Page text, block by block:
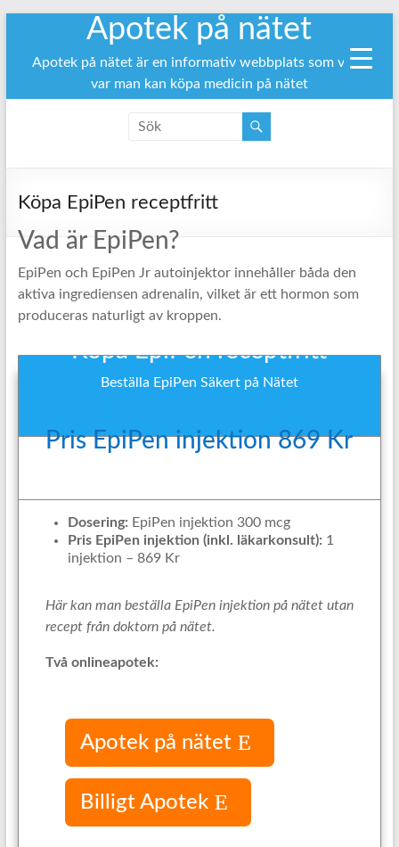
innehåll
Apotek på nätet
Apotek på nätet är en informativ webbplats som visar
var man kan köpa medicin på nätet
Köpa EpiPen receptfritt
Vad är EpiPen?
EpiPen och EpiPen Jr autoinjektor innehåller båda den
aktiva ingrediensen adrenalin, vilket är ett hormon som
produceras naturligt av kroppen.
Köpa EpiPen receptfritt
Beställa EpiPen Säkert på Nätet
Pris EpiPen injektion 869 Kr
Dosering: EpiPen injektion 300 mcg
Pris EpiPen injektion (inkl. läkarkonsult): 1
injektion – 869 Kr
Här kan man beställa EpiPen injektion på nätet utan
recept från doktorn på nätet.
Två onlineapotek:
Apotek på nätet
Billigt Apotek